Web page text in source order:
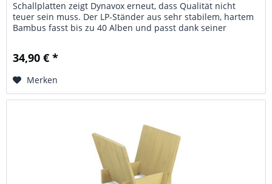
Schallplatten zeigt Dynavox erneut, dass Qualität nicht
teuer sein muss. Der LP-Ständer aus sehr stabilem, hartem
Bambus fasst bis zu 40 Alben und passt dank seiner
34,90 € *
Merken